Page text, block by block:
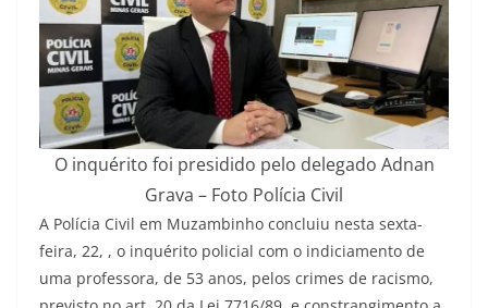
O inquérito foi presidido pelo delegado Adnan
Grava – Foto Polícia Civil
A Polícia Civil em Muzambinho concluiu nesta sexta-
feira, 22, , o inquérito policial com o indiciamento de
uma professora, de 53 anos, pelos crimes de racismo,